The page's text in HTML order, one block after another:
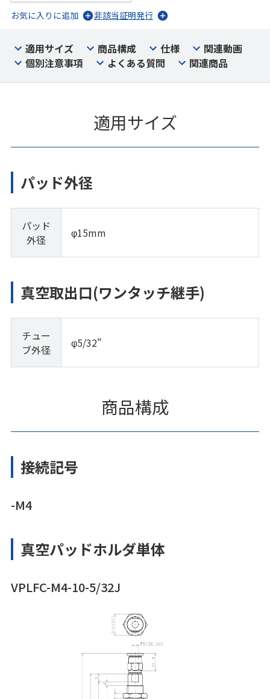
お気に入りに追加
非該当証明発行
適用サイズ 商品構成 仕様
関連動画
個別注意事項
よくある質問 関連商品
適用サイズ
パッド外径
パッド
外径
φ15mm
真空取出口(ワンタッチ継手)
チュー
ブ外径
φ5/32"
商品構成
接続記号
-M4
真空パッドホルダ単体
VPLFC-M4-10-5/32J